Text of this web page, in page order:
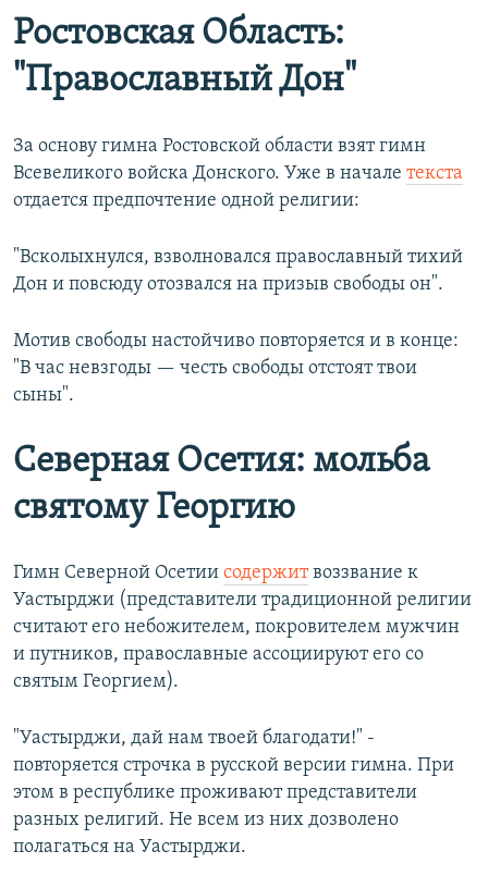
Ростовская Область:
"Православный Дон"
За основу гимна Ростовской области взят гимн
Всевеликого войска Донского. Уже в начале текста
отдается предпочтение одной религии:
"Всколыхнулся, взволновался православный тихий
Дон и повсюду отозвался на призыв свободы он".
Мотив свободы настойчиво повторяется и в конце:
"В час невзгоды — честь свободы отстоят твои
сыны".
Северная Осетия: мольба
святому Георгию
Гимн Северной Осетии содержитвоззвание к
Уастырджи (представители традиционной религии
считают его небожителем, покровителем мужчин
и путников, православные ассоциируют его со
святым Георгием).
"Уастырджи, дай нам твоей благодати!" -
повторяется строчка в русской версии гимна. При
этом в республике проживают представители
разных религий. Не всем из них дозволено
полагаться на Уастырджи.